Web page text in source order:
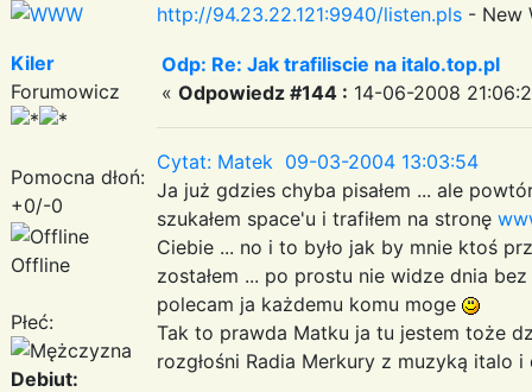
http://94.23.22.121:9940/listen.pls - New
Kiler
Forumowicz
Pomocna dłoń:
+0/-0
Offline
Płeć:
Debiut:
Odp: Re: Jak trafiliscie na italo.top.pl
« Odpowiedz #144 : 14-06-2008
Cytat: Matek 09-03-2004 13:03:54
Ja już gdzies chyba pisałem ... ale
szukałem space'u i trafiłem na stronę
Ciebie ... no i to było jak by mnie ktoś
zostałem ... po prostu nie widze dnia
polecam ja każdemu komu moge
Tak to prawda Matku ja tu jestem toże
rozgłośni Radia Merkury z muzyką italo